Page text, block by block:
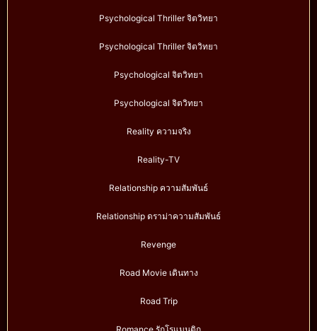
Psychological Thriller จิตวิทยา
Psychological Thriller จิตวิทยา
Psychological จิตวิทยา
Psychological จิตวิทยา
Reality ความจริง
Reality-TV
Relationship ความสัมพันธ์
Relationship ดราม่าความสัมพันธ์
Revenge
Road Movie เดินทาง
Road Trip